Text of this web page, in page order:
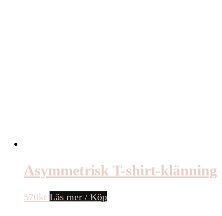
Asymmetrisk T-shirt-klänning
570kr Läs mer / Köp